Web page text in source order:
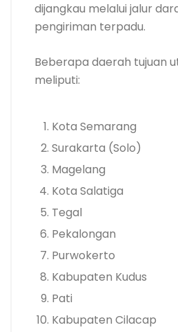
dijangkau melalui jalur
pengiriman terpadu.
Beberapa daerah tujuan
meliputi:
Kota Semarang
Surakarta (Solo)
Magelang
Kota Salatiga
Tegal
Pekalongan
Purwokerto
Kabupaten Kudus
Pati
Kabupaten Cilacap